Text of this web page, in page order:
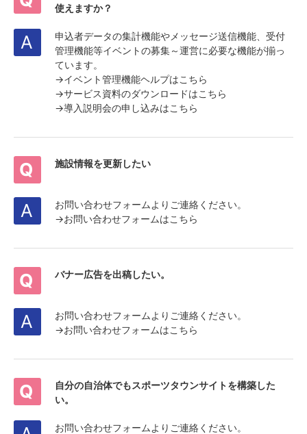
使えますか？
申込者データの集計機能やメッセージ送信機能、受付
管理機能等イベントの募集～運営に必要な機能が揃っ
ています。
→イベント管理機能ヘルプはこちら
→サービス資料のダウンロードはこちら
→導入説明会の申し込みはこちら
施設情報を更新したい
お問い合わせフォームよりご連絡ください。
→お問い合わせフォームはこちら
バナー広告を出稿したい。
お問い合わせフォームよりご連絡ください。
→お問い合わせフォームはこちら
自分の自治体でもスポーツタウンサイトを構築した
い。
お問い合わせフォームよりご連絡ください。